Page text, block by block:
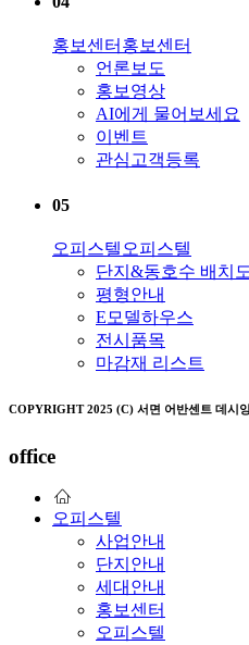
홍보센터 홍보센터
언론보도
홍보영상
AI에게 물어보세요
이벤트
관심고객등록
05
오피스텔 오피스텔
단지&동호수 배치도
평형안내
E모델하우스
전시품목
마감재 리스트
COPYRIGHT 2025 (C) 서면 어반센트 데시
office
오피스텔
사업안내
단지안내
세대안내
홍보센터
오피스텔